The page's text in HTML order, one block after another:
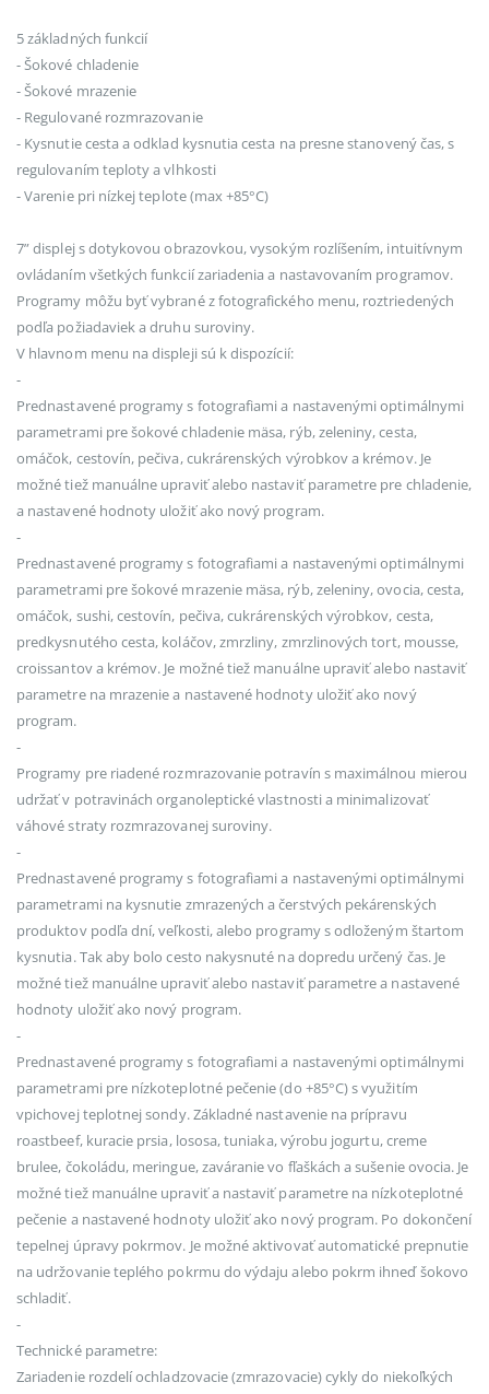
5 základných funkcií
- Šokové chladenie
- Šokové mrazenie
- Regulované rozmrazovanie
- Kysnutie cesta a odklad kysnutia cesta na presne stanovený čas, s
regulovaním teploty a vlhkosti
- Varenie pri nízkej teplote (max +85°C)
7” displej s dotykovou obrazovkou, vysokým rozlíšením, intuitívnym
ovládaním všetkých funkcií zariadenia a nastavovaním programov.
Programy môžu byť vybrané z fotografického menu, roztriedených
podľa požiadaviek a druhu suroviny.
V hlavnom menu na displeji sú k dispozícií:
-
Prednastavené programy s fotografiami a nastavenými optimálnymi
parametrami pre šokové chladenie mäsa, rýb, zeleniny, cesta,
omáčok, cestovín, pečiva, cukrárenských výrobkov a krémov. Je
možné tiež manuálne upraviť alebo nastaviť parametre pre chladenie,
a nastavené hodnoty uložiť ako nový program.
-
Prednastavené programy s fotografiami a nastavenými optimálnymi
parametrami pre šokové mrazenie mäsa, rýb, zeleniny, ovocia, cesta,
omáčok, sushi, cestovín, pečiva, cukrárenských výrobkov, cesta,
predkysnutého cesta, koláčov, zmrzliny, zmrzlinových tort, mousse,
croissantov a krémov. Je možné tiež manuálne upraviť alebo nastaviť
parametre na mrazenie a nastavené hodnoty uložiť ako nový
program.
-
Programy pre riadené rozmrazovanie potravín s maximálnou mierou
udržať v potravinách organoleptické vlastnosti a minimalizovať
váhové straty rozmrazovanej suroviny.
-
Prednastavené programy s fotografiami a nastavenými optimálnymi
parametrami na kysnutie zmrazených a čerstvých pekárenských
produktov podľa dní, veľkosti, alebo programy s odloženým štartom
kysnutia. Tak aby bolo cesto nakysnuté na dopredu určený čas. Je
možné tiež manuálne upraviť alebo nastaviť parametre a nastavené
hodnoty uložiť ako nový program.
-
Prednastavené programy s fotografiami a nastavenými optimálnymi
parametrami pre nízkoteplotné pečenie (do +85°C) s využitím
vpichovej teplotnej sondy. Základné nastavenie na prípravu
roastbeef, kuracie prsia, lososa, tuniaka, výrobu jogurtu, creme
brulee, čokoládu, meringue, zaváranie vo fľaškách a sušenie ovocia. Je
možné tiež manuálne upraviť a nastaviť parametre na nízkoteplotné
pečenie a nastavené hodnoty uložiť ako nový program. Po dokončení
tepelnej úpravy pokrmov. Je možné aktivovať automatické prepnutie
na udržovanie teplého pokrmu do výdaju alebo pokrm ihneď šokovo
schladiť.
-
Technické parametre:
Zariadenie rozdelí ochladzovacie (zmrazovacie) cykly do niekoľkých